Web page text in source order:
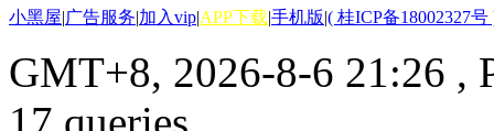
小黑屋|广告服务|加入vip|APP下载|手机版|( 桂ICP备18002327号
GMT+8, 2026-8-6 21:26 ,